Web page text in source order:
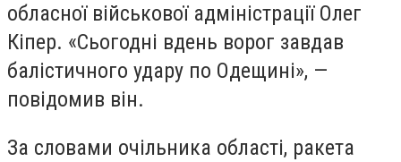
обласної військової адміністрації Олег
Кіпер. «Сьогодні вдень ворог завдав
балістичного удару по Одещині», —
повідомив він.
За словами очільника області, ракета